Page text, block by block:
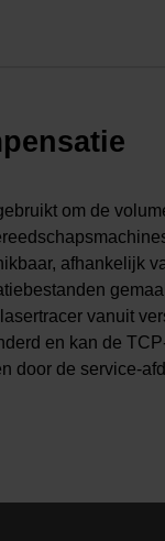
om de
afhankelijk
vanuit
en kan de
door de service-